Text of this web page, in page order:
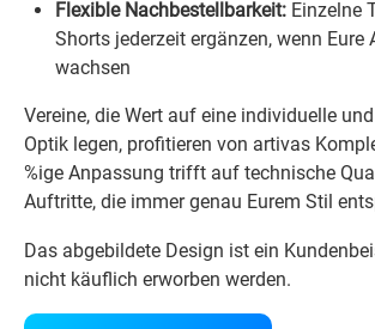
Flexible Nachbestellbarkeit: Einzelne
Shorts jederzeit ergänzen, wenn Eure
wachsen
Vereine, die Wert auf eine individuelle
Optik legen, profitieren von artivas
%ige Anpassung trifft auf technische
Auftritte, die immer genau Eurem Stil
Das abgebildete Design ist ein
nicht käuflich erworben werden.